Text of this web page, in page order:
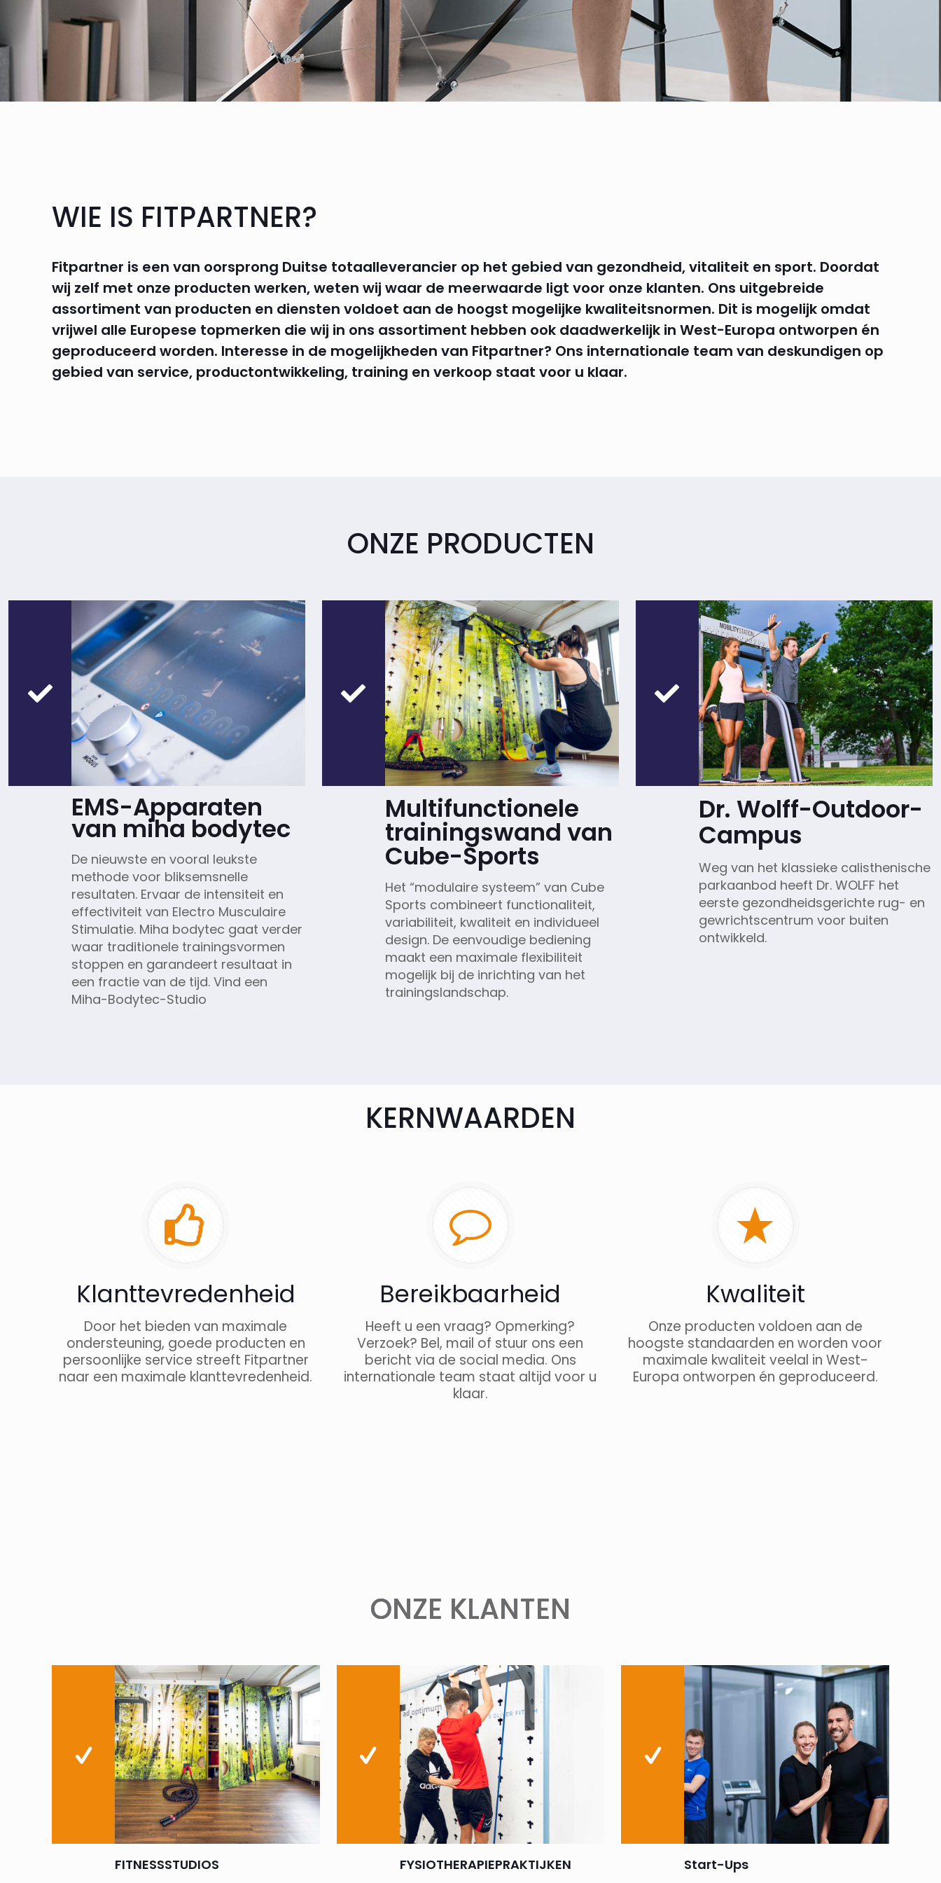
WIE IS FITPARTNER?
Fitpartner is een van oorsprong Duitse totaalleverancier op het gebied van gezondheid, vitaliteit en sport. Doordat
wij zelf met onze producten werken, weten wij waar de meerwaarde ligt voor onze klanten. Ons uitgebreide
assortiment van producten en diensten voldoet aan de hoogst mogelijke kwaliteitsnormen. Dit is mogelijk omdat
vrijwel alle Europese topmerken die wij in ons assortiment hebben ook daadwerkelijk in West-Europa ontworpen én
geproduceerd worden. Interesse in de mogelijkheden van Fitpartner? Ons internationale team van deskundigen op
gebied van service, productontwikkeling, training en verkoop staat voor u klaar.
ONZE PRODUCTEN
EMS-Apparaten
van miha bodytec
De nieuwste en vooral leukste
methode voor bliksemsnelle
resultaten. Ervaar de intensiteit en
effectiviteit van Electro Musculaire
Stimulatie. Miha bodytec gaat verder
waar traditionele trainingsvormen
stoppen en garandeert resultaat in
een fractie van de tijd. Vind een
Miha-Bodytec-Studio
Multifunctionele
trainingswand van
Cube-Sports
Het “modulaire systeem” van Cube
Sports combineert functionaliteit,
variabiliteit, kwaliteit en individueel
design. De eenvoudige bediening
maakt een maximale flexibiliteit
mogelijk bij de inrichting van het
trainingslandschap.
Dr. Wolff-Outdoor-
Campus
Weg van het klassieke calisthenische
parkaanbod heeft Dr. WOLFF het
eerste gezondheidsgerichte rug- en
gewrichtscentrum voor buiten
ontwikkeld.
KERNWAARDEN
Klanttevredenheid
Door het bieden van maximale
ondersteuning, goede producten en
persoonlijke service streeft Fitpartner
naar een maximale klanttevredenheid.
Bereikbaarheid
Heeft u een vraag? Opmerking?
Verzoek? Bel, mail of stuur ons een
bericht via de social media. Ons
internationale team staat altijd voor u
klaar.
Kwaliteit
Onze producten voldoen aan de
hoogste standaarden en worden voor
maximale kwaliteit veelal in West-
Europa ontworpen én geproduceerd.
ONZE KLANTEN
FITNESSSTUDIOS FYSIOTHERAPIEPRAKTIJKEN Start-Ups